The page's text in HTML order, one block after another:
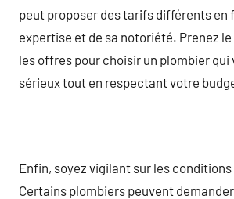
peut proposer des tarifs différents en
expertise et de sa notoriété. Prenez le
les offres pour choisir un plombier qui
sérieux tout en respectant votre
Enfin, soyez vigilant sur les
Certains plombiers peuvent